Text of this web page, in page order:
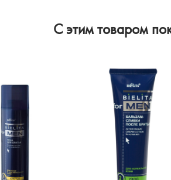
C этим товаром